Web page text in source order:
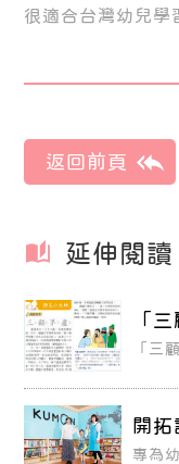
很適合台灣幼兒學
延伸閱讀
「
「三
開
學習
專為